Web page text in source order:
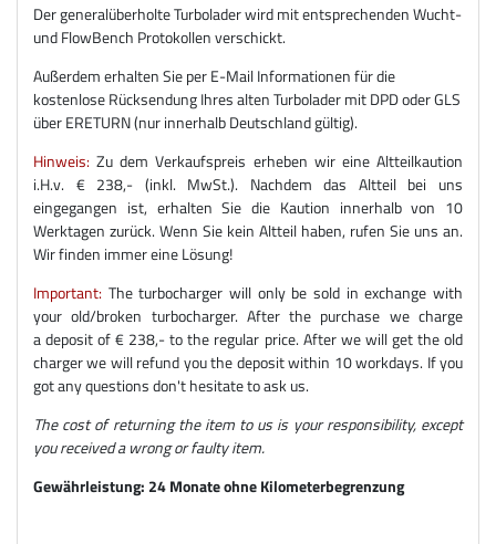
Der generalüberholte Turbolader wird mit entsprechenden Wucht-
und FlowBench Protokollen verschickt.
Außerdem erhalten Sie per E-Mail Informationen für die
kostenlose Rücksendung Ihres alten Turbolader mit DPD oder GLS
über ERETURN (nur innerhalb Deutschland gültig).
Hinweis: Zu dem Verkaufspreis erheben wir eine Altteilkaution
i.H.v. € 238,- (inkl. MwSt.). Nachdem das Altteil bei uns
eingegangen ist, erhalten Sie die Kaution innerhalb von 10
Werktagen zurück. Wenn Sie kein Altteil haben, rufen Sie uns an.
Wir finden immer eine Lösung!
Important: The turbocharger will only be sold in exchange with
your old/broken turbocharger. After the purchase we charge
a deposit of € 238,- to the regular price. After we will get the old
charger we will refund you the deposit within 10 workdays. If you
got any questions don't hesitate to ask us.
The cost of returning the item to us is your responsibility, except
you received a wrong or faulty item.
Gewährleistung: 24 Monate ohne Kilometerbegrenzung